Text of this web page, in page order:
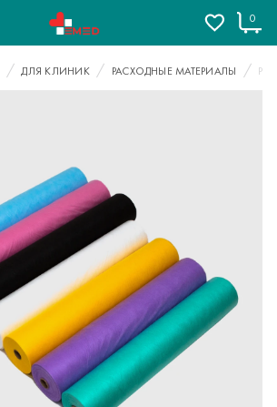
0
ДЛЯ КЛИНИК РАСХОДНЫЕ МАТЕРИАЛЫ